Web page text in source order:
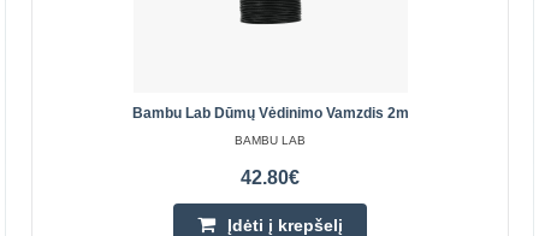
Įdėti į krepšelį
Bambu Lab Dūmų Vėdinimo Vamzdis 2m
BAMBU LAB
42.80€
Įdėti į krepšelį